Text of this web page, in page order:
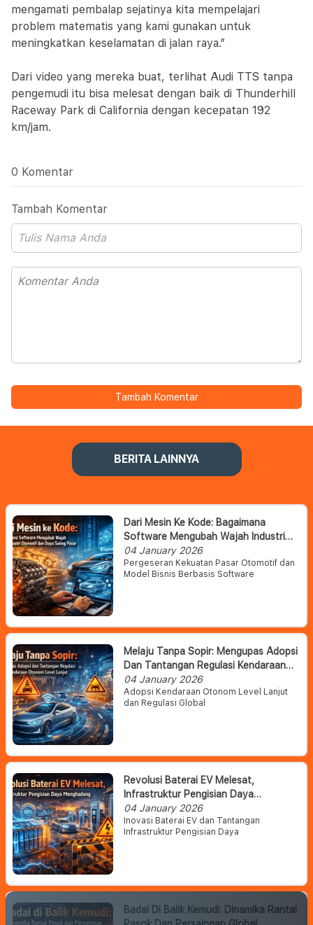
mengamati pembalap sejatinya kita mempelajari
problem matematis yang kami gunakan untuk
meningkatkan keselamatan di jalan raya.”
Dari video yang mereka buat, terlihat Audi TTS tanpa
pengemudi itu bisa melesat dengan baik di Thunderhill
Raceway Park di California dengan kecepatan 192
km/jam.
0 Komentar
Tambah Komentar
Tambah Komentar
BERITA LAINNYA
Dari Mesin Ke Kode: Bagaimana
Software Mengubah Wajah Industri
Otomotif Dan Daya Saing Pasar
04 January 2026
Pergeseran Kekuatan Pasar Otomotif dan
Model Bisnis Berbasis Software
Melaju Tanpa Sopir: Mengupas Adopsi
Dan Tantangan Regulasi Kendaraan
Otonom Level Lanjut
04 January 2026
Adopsi Kendaraan Otonom Level Lanjut
dan Regulasi Global
Revolusi Baterai EV Melesat,
Infrastruktur Pengisian Daya
Menghadang
04 January 2026
Inovasi Baterai EV dan Tantangan
Infrastruktur Pengisian Daya
Badai Di Balik Kemudi: Dinamika Rantai